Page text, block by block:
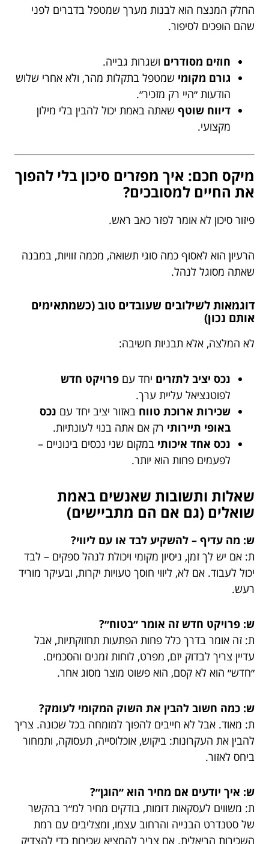
החלק המנצח הוא לבנות מערך שמטפל בדברים לפני
שהם הופכים לסיפור.
חוזים מסודרים ושגרות גבייה.
גורם מקומי שמטפל בתקלות מהר, ולא אחרי שלוש
הודעות ״היי רק מזכיר״.
דיווח שוטף שאתה באמת יכול להבין בלי מילון
מקצועי.
מיקס חכם: איך מפזרים סיכון בלי להפוך
את החיים למסובכים?
פיזור סיכון לא אומר לפזר כאב ראש.
הרעיון הוא לאסוף כמה סוגי תשואה, מכמה זוויות, במבנה
שאתה מסוגל לנהל.
דוגמאות לשילובים שעובדים טוב (כשמתאימים
אותם נכון)
לא המלצה, אלא תבניות חשיבה:
נכס יציב לתזרים יחד עם פרויקט חדש
לפוטנציאל עליית ערך.
שכירות ארוכת טווח באזור יציב יחד עם נכס
באופי תיירותי רק אם אתה בנוי לעונתיות.
נכס אחד איכותי במקום שני נכסים בינוניים –
לפעמים פחות הוא יותר.
שאלות ותשובות שאנשים באמת
שואלים (גם אם הם מתביישים)
ש: מה עדיף – להשקיע לבד או עם ליווי?
ת: אם יש לך זמן, ניסיון מקומי ויכולת לנהל ספקים – לבד
יכול לעבוד. אם לא, ליווי חוסך טעויות יקרות, ובעיקר מוריד
רעש.
ש: פרויקט חדש זה אומר ״בטוח״?
ת: זה אומר בדרך כלל פחות הפתעות תחזוקתיות, אבל
עדיין צריך לבדוק יזם, מפרט, לוחות זמנים והסכמים.
״חדש״ הוא לא קסם, הוא פשוט מוצר מסוג אחר.
ש: כמה חשוב להבין את השוק המקומי לעומק?
ת: מאוד. אבל לא חייבים להפוך למומחה בכל שכונה. צריך
להבין את העקרונות: ביקוש, אוכלוסייה, תעסוקה, ותמחור
ביחס לאזור.
ש: איך יודעים אם מחיר הוא ״הוגן״?
ת: משווים לעסקאות דומות, בודקים מחיר למ״ר בהקשר
של סטנדרט הבנייה והרחוב עצמו, ומצליבים עם רמת
השכירות הריאלית. אם צריך להמציא שכירות כדי להצדיק